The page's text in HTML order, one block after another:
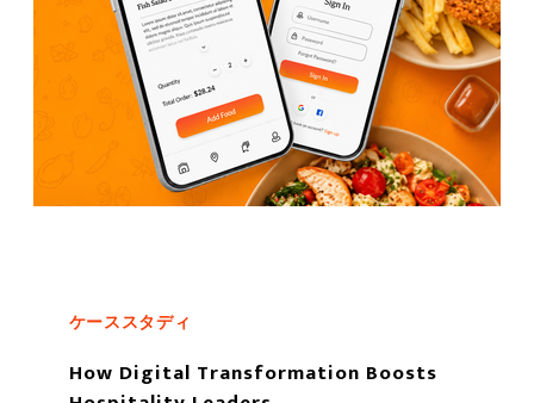
ケーススタディ
How Digital Transformation Boosts